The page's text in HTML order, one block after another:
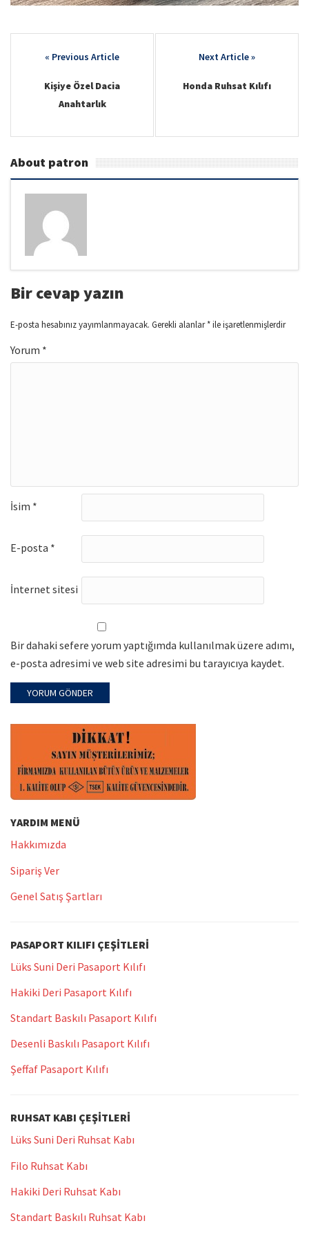
navigation
Kişiye Özel Dacia
Anahtarlık
Honda Ruhsat Kılıfı
About patron
Bir cevap yazın
E-posta hesabınız yayımlanmayacak. Gerekli alanlar*ile işaretlenmişlerdir
Yorum *
İsim *
E-posta *
İnternet sitesi
Bir dahaki sefere yorum yaptığımda kullanılmak üzere adımı,
e-posta adresimi ve web site adresimi bu tarayıcıya kaydet.
YARDIM MENÜ
Hakkımızda
Sipariş Ver
Genel Satış Şartları
PASAPORT KILIFI ÇEŞITLERI
Lüks Suni Deri Pasaport Kılıfı
Hakiki Deri Pasaport Kılıfı
Standart Baskılı Pasaport Kılıfı
Desenli Baskılı Pasaport Kılıfı
Şeffaf Pasaport Kılıfı
RUHSAT KABI ÇEŞITLERI
Lüks Suni Deri Ruhsat Kabı
Filo Ruhsat Kabı
Hakiki Deri Ruhsat Kabı
Standart Baskılı Ruhsat Kabı